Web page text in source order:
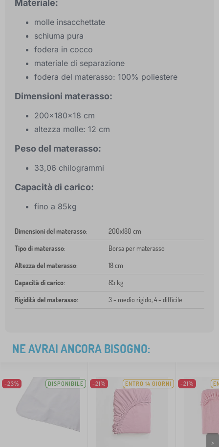
Materiale:
molle insacchettate
schiuma pura
fodera in cocco
materiale di separazione
fodera del materasso: 100% poliestere
Dimensioni materasso:
200×180×18 cm
altezza molle: 12 cm
Peso del materasso:
33,06 chilogrammi
Capacità di carico:
fino a 85kg
Dimensioni del materasso: 200x180 cm
Tipo di materasso: Borsa per materasso
Altezza del materasso: 18 cm
Capacità di carico: 85 kg
Rigidità del materasso: 3 - medio rigido, 4 - difficile
NE AVRAI ANCORA BISOGNO:
-23% DISPONIBILE -21% ENTRO 14 GIORNI -21%
>